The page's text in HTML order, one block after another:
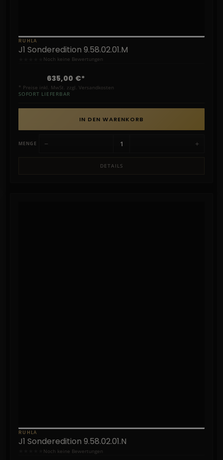
RUHLA
J1 Sonderedition 9.58.02.01.M
Noch keine Bewertungen
635,00 €*
* Preise inkl. MwSt. zzgl. Versandkosten
SOFORT LIEFERBAR
MENGE − +
IN DEN WARENKORB
DETAILS
RUHLA
J1 Sonderedition 9.58.02.01.N
Noch keine Bewertungen